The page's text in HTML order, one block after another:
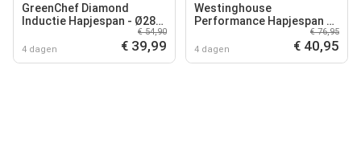
GreenChef Diamond
Inductie Hapjespan - Ø28
cm - keramisch - PFAS-vrij
4 dagen
€ 54,90
€ 39,99
Westinghouse
Performance Hapjespan –
Ø32 cm – Inclusief Deksel
– Inductie – Oranje
4 dagen
€ 76,95
€ 40,95